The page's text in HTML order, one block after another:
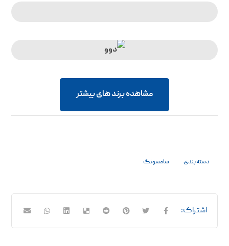
مشاهده برند های بیشتر
دسته بندی سامسونگ